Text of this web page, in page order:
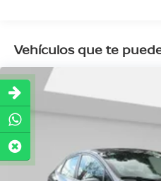
Vehículos que te